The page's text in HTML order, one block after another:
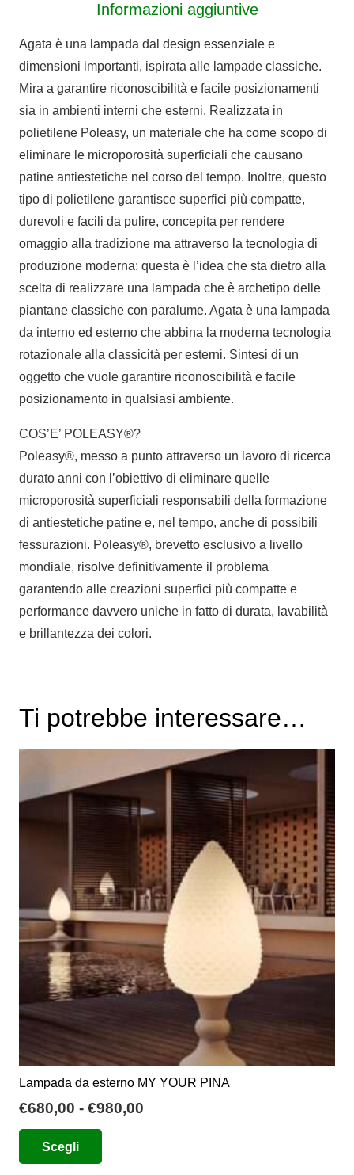
Informazioni aggiuntive
Agata è una lampada dal design essenziale e
dimensioni importanti, ispirata alle lampade classiche.
Mira a garantire riconoscibilità e facile posizionamenti
sia in ambienti interni che esterni. Realizzata in
polietilene Poleasy, un materiale che ha come scopo di
eliminare le microporosità superficiali che causano
patine antiestetiche nel corso del tempo. Inoltre, questo
tipo di polietilene garantisce superfici più compatte,
durevoli e facili da pulire, concepita per rendere
omaggio alla tradizione ma attraverso la tecnologia di
produzione moderna: questa è l’idea che sta dietro alla
scelta di realizzare una lampada che è archetipo delle
piantane classiche con paralume. Agata è una lampada
da interno ed esterno che abbina la moderna tecnologia
rotazionale alla classicità per esterni. Sintesi di un
oggetto che vuole garantire riconoscibilità e facile
posizionamento in qualsiasi ambiente.
COS’E’ POLEASY®?
Poleasy®, messo a punto attraverso un lavoro di ricerca
durato anni con l’obiettivo di eliminare quelle
microporosità superficiali responsabili della formazione
di antiestetiche patine e, nel tempo, anche di possibili
fessurazioni. Poleasy®, brevetto esclusivo a livello
mondiale, risolve definitivamente il problema
garantendo alle creazioni superfici più compatte e
performance davvero uniche in fatto di durata, lavabilità
e brillantezza dei colori.
Ti potrebbe interessare…
Lampada da esterno MY YOUR PINA
€680,00 - €980,00
Scegli